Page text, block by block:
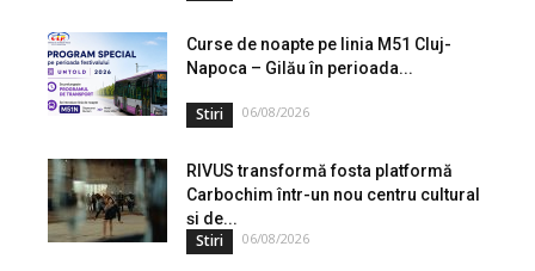
Curse de noapte pe linia M51 Cluj-
Napoca – Gilău în perioada...
Stiri 06/08/2026
RIVUS transformă fosta platformă
Carbochim într-un nou centru cultural
și de...
Stiri 06/08/2026